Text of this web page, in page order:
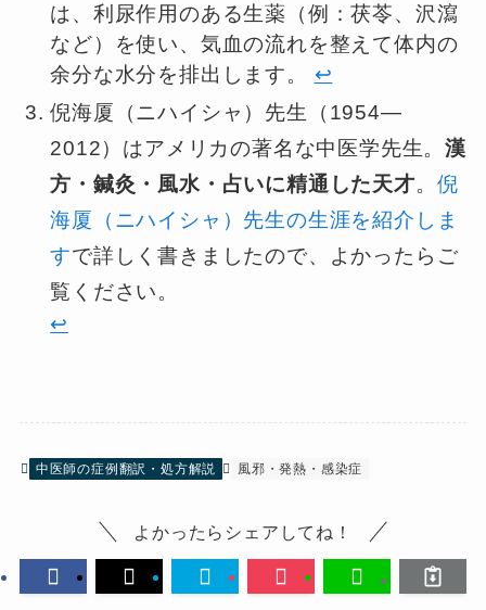
は、利尿作用のある生薬（例：茯苓、沢瀉
など）を使い、気血の流れを整えて体内の
余分な水分を排出します。 ↩︎
倪海厦（ニハイシャ）先生（1954—
2012）はアメリカの著名な中医学先生。漢
方・鍼灸・風水・占いに精通した天才。 倪
海厦（ニハイシャ）先生の生涯を紹介しま
すで詳しく書きましたので、よかったらご
覧ください。
↩︎
中医師の症例翻訳・処方解説 風邪・発熱・感染症
よかったらシェアしてね！